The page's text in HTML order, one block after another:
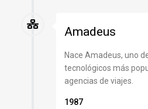
Amadeus
Nace Amadeus, uno
tecnológicos más
agencias de viajes.
1987